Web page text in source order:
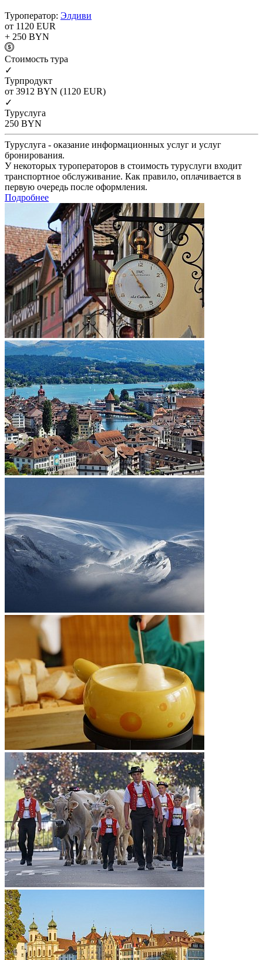
Туроператор: Элдиви
от 1120 EUR
+ 250 BYN
Cтоимость тура
✓
Турпродукт
от 3912 BYN (1120 EUR)
✓
Туруслуга
250 BYN
Туруслуга - оказание информационных услуг и услуг
бронирования.
У некоторых туроператоров в стоимость туруслуги входит
транспортное обслуживание. Как правило, оплачивается в
первую очередь после оформления.
Подробнее